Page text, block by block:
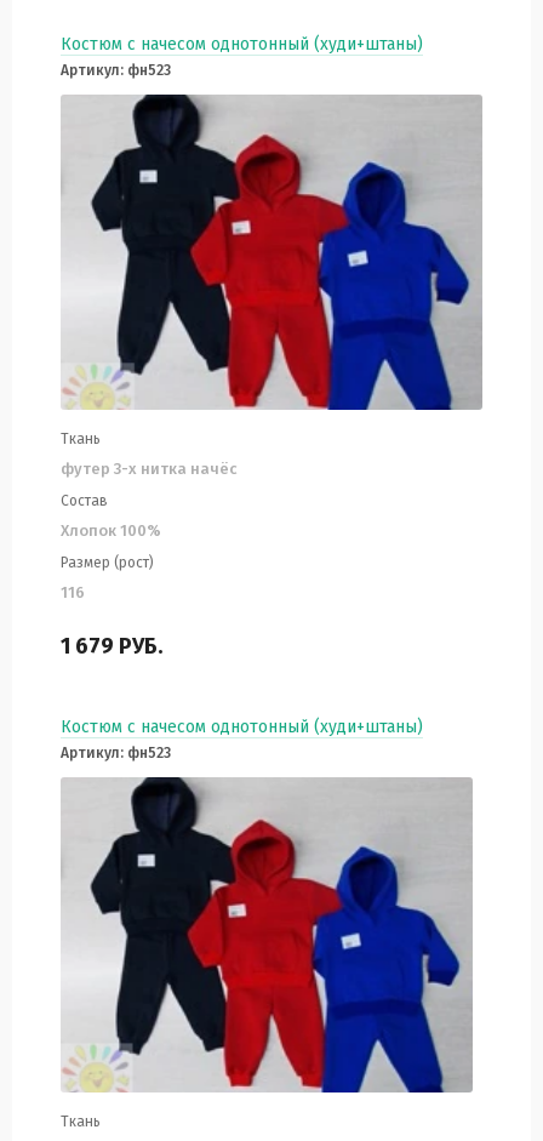
Костюм с начесом однотонный (худи+штаны)
Артикул: фн523
Ткань
футер 3-х нитка начёс
Состав
Хлопок 100%
Размер (рост)
116
1 679 РУБ.
Костюм с начесом однотонный (худи+штаны)
Артикул: фн523
Ткань